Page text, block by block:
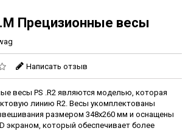
Прецизионные весы
Написать отзыв
весы PS .R2 являются моделью, которая
линию R2. Весы укомплектованы
размером 348x260 мм и оснащены
экраном, который обеспечивает более